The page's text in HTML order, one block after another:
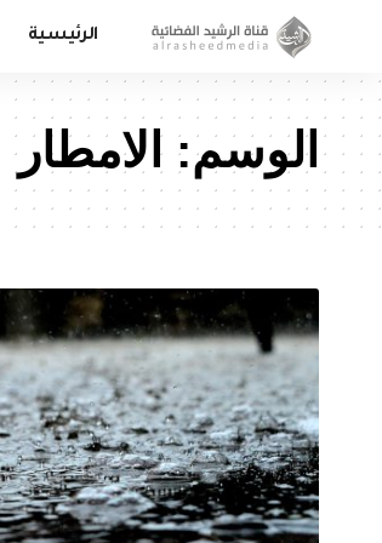
الرئيسية
الوسم: الامطار